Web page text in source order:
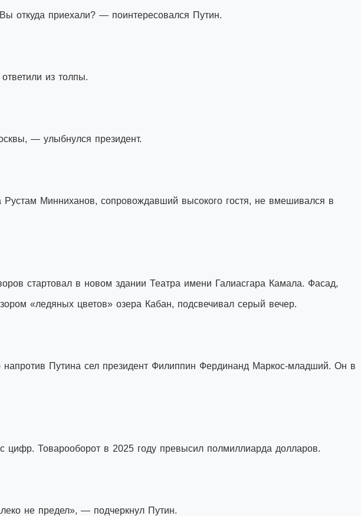
откуда приехали? — поинтересовался Путин.
из толпы.
— улыбнулся президент.
Рустам Минниханов, сопровождавший высокого гостя, не вмешивался в
стартовал в новом здании Театра имени Галиасгара Камала. Фасад,
«ледяных цветов» озера Кабан, подсвечивал серый вечер.
Путина сел президент Филиппин Фердинанд Маркос-младший. Он в
цифр. Товарооборот в 2025 году превысил полмиллиарда долларов.
не предел», — подчеркнул Путин.